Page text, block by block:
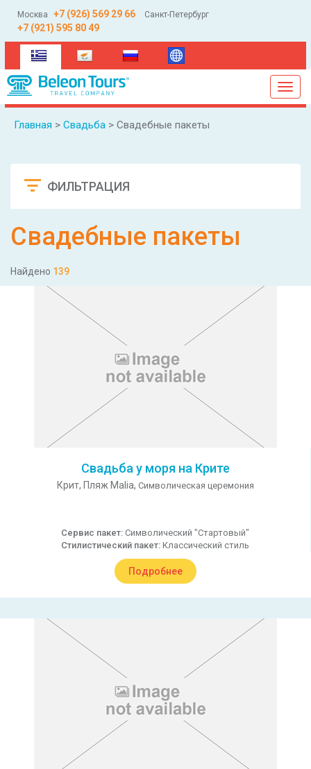
Москва +7 (926) 569 29 66 Санкт-Петербург
+7 (921) 595 80 49
(current)
Главная > Свадьба > Свадебные пакеты
ФИЛЬТРАЦИЯ
Свадебные пакеты
Найдено 139
Свадьба у моря на Крите
Крит, Пляж Malia, Символическая церемония
Сервис пакет: Символический "Стартовый"
Стилистический пакет: Классический стиль
Подробнее